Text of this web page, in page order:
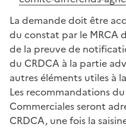
La demande doit être
du constat par le MRCA
de la preuve de
du CRDCA à la partie
autres éléments utiles à
Les recommandations
Commerciales seront
CRDCA, une fois la